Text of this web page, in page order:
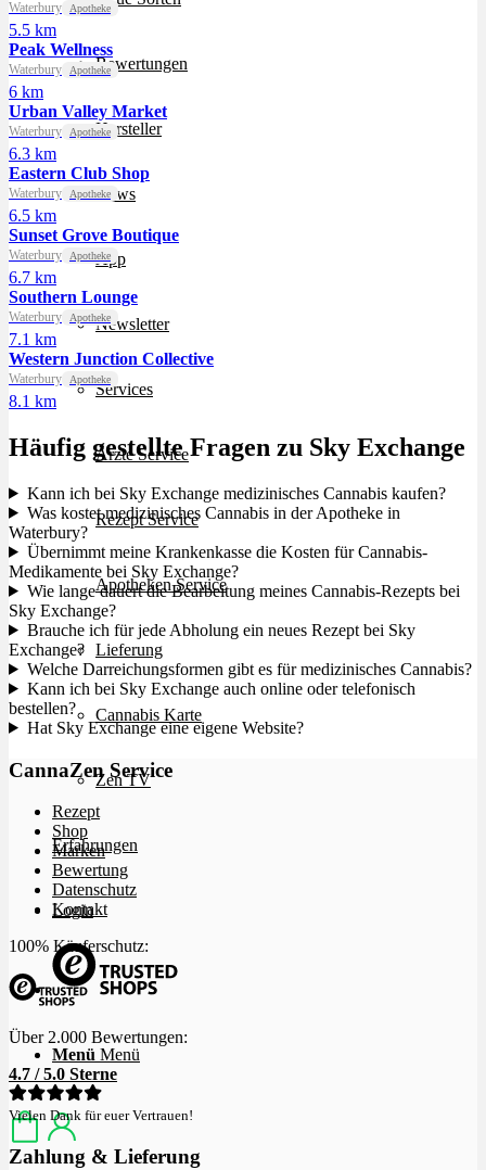
Bewertungen
Hersteller
News
App
Newsletter
Services
Ärzte Service
Rezept Service
Apotheken Service
Lieferung
Cannabis Karte
Zen TV
Erfahrungen
Login
Menü Menü
Waterbury Apotheke
5.5 km
Peak Wellness
Waterbury Apotheke
6 km
Urban Valley Market
Waterbury Apotheke
6.3 km
Eastern Club Shop
Waterbury Apotheke
6.5 km
Sunset Grove Boutique
Waterbury Apotheke
6.7 km
Southern Lounge
Waterbury Apotheke
7.1 km
Western Junction Collective
Waterbury Apotheke
8.1 km
Häufig gestellte Fragen zu Sky Exchange
Kann ich bei Sky Exchange medizinisches Cannabis kaufen?
Was kostet medizinisches Cannabis in der Apotheke in
Waterbury?
Übernimmt meine Krankenkasse die Kosten für Cannabis-
Medikamente bei Sky Exchange?
Wie lange dauert die Bearbeitung meines Cannabis-Rezepts bei
Sky Exchange?
Brauche ich für jede Abholung ein neues Rezept bei Sky
Exchange?
Welche Darreichungsformen gibt es für medizinisches Cannabis?
Kann ich bei Sky Exchange auch online oder telefonisch
bestellen?
Hat Sky Exchange eine eigene Website?
CannaZen Service
Rezept
Shop
Marken
Bewertung
Datenschutz
Kontakt
100% Käuferschutz:
Über 2.000 Bewertungen:
4.7 / 5.0 Sterne
Vielen Dank für euer Vertrauen!
Zahlung & Lieferung